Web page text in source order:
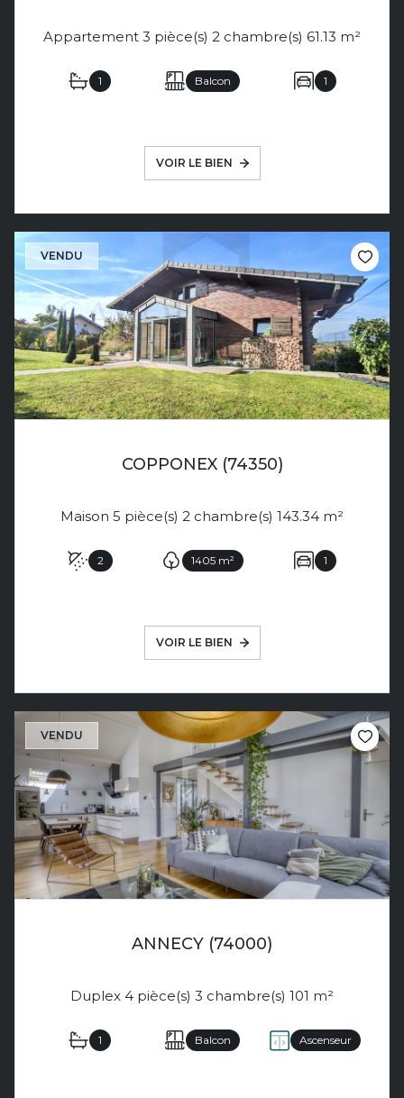
Appartement 3 pièce(s) 2 chambre(s) 61.13 m²
1 Balcon 1
VOIR LE BIEN
VENDU
COPPONEX (74350)
Maison 5 pièce(s) 2 chambre(s) 143.34 m²
2 1405 m² 1
VOIR LE BIEN
VENDU
ANNECY (74000)
Duplex 4 pièce(s) 3 chambre(s) 101 m²
1 Balcon Ascenseur